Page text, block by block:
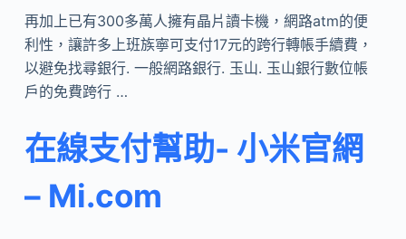
再加上已有300多萬人擁有晶片讀卡機，網路atm的便
利性，讓許多上班族寧可支付17元的跨行轉帳手續費，
以避免找尋銀行. 一般網路銀行. 玉山. 玉山銀行數位帳
戶的免費跨行 …
在線支付幫助- 小米官網
– Mi.com